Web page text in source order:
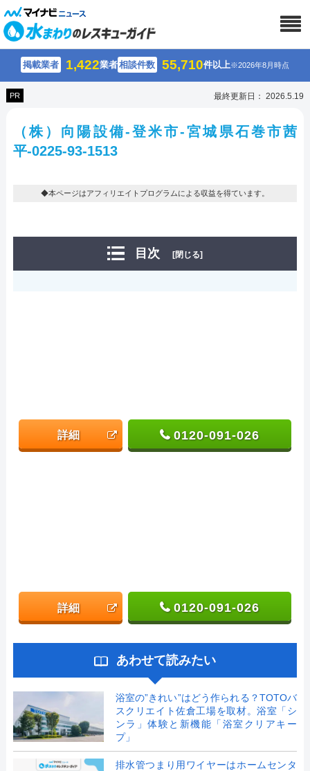
掲載業者 1,422業者相談件数 55,710件以上※2026年8月時点
PR 最終更新日： 2026.5.19
（株）向陽設備-登米市-宮城県石巻市茜
平-0225-93-1513
◆本ページはアフィリエイトプログラムによる収益を得ています。
目次 [閉じる]
詳細 0120-091-026
詳細 0120-091-026
あわせて読みたい
浴室の”きれい”はどう作られる？TOTOバ
スクリエイト佐倉工場を取材。浴室「シ
ンラ」体験と新機能「浴室クリアキー
プ」
排水管つまり用ワイヤーはホームセンタ